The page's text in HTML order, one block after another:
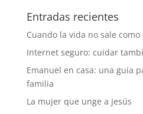
Entradas recientes
Cuando la vida no sale
Internet seguro: cuidar
Emanuel en casa: una guía
familia
La mujer que unge a Jesús